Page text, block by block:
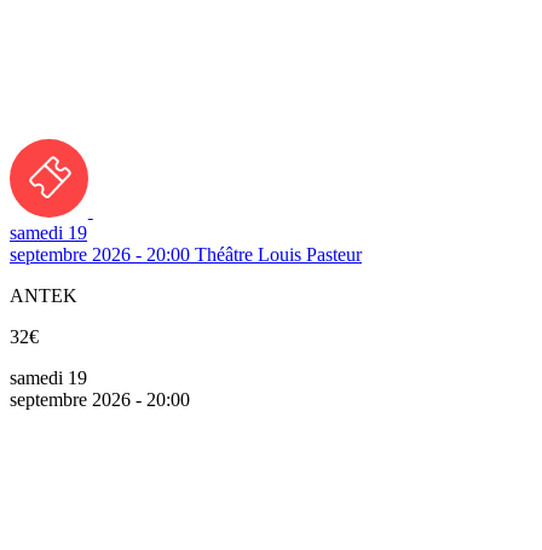
samedi 19
septembre 2026 - 20:00 Théâtre Louis Pasteur
ANTEK
32€
samedi 19
septembre 2026 - 20:00